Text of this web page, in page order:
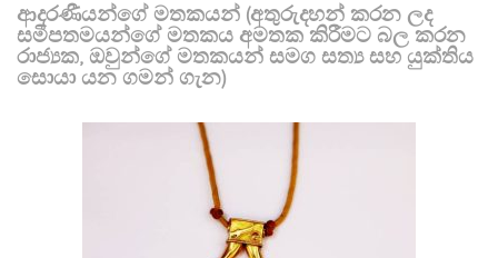
ආදරණීයන්ගේ මතකයන් (අතුරුදහන් කරන ලද
සමීපතමයන්ගේ මතකය අමතක කිරීමට බල කරන
රාජ්‍යක, ඔවුන්ගේ මතකයන් සමග සත්‍ය සහ යුක්තිය
සොයා යන ගමන් ගැන)